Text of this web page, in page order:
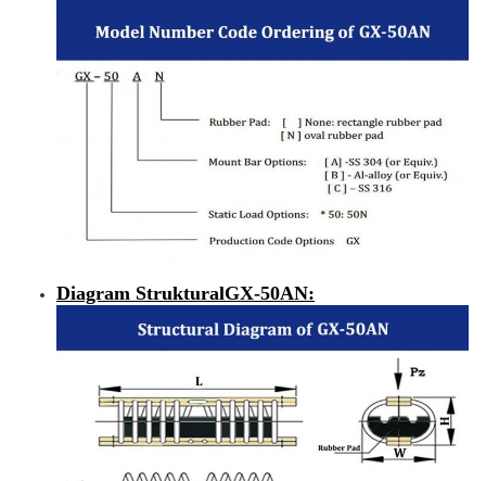
Diagram StrukturalGX-50AN: